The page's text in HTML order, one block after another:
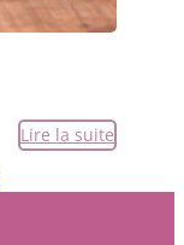
Lire la suite